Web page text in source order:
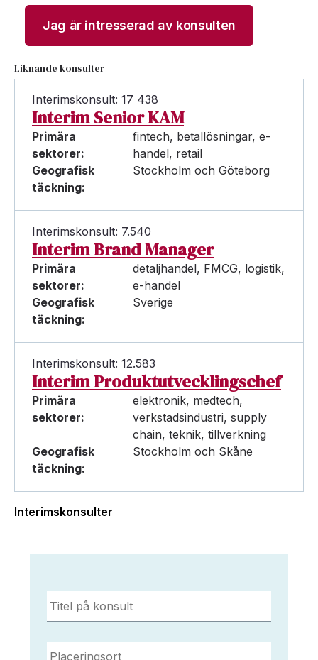
Jag är intresserad av konsulten
Liknande konsulter
Interimskonsult: 17 438
Interim Senior KAM
Primära
sektorer:
fintech, betallösningar, e-
handel, retail
Geografisk
täckning:
Stockholm och Göteborg
Interimskonsult: 7.540
Interim Brand Manager
Primära
sektorer:
detaljhandel, FMCG, logistik,
e-handel
Geografisk
täckning:
Sverige
Interimskonsult: 12.583
Interim Produktutvecklingschef
Primära
sektorer:
elektronik, medtech,
verkstadsindustri, supply
chain, teknik, tillverkning
Geografisk
täckning:
Stockholm och Skåne
Interimskonsulter
Titel
på
konsult *
Placeringsort *